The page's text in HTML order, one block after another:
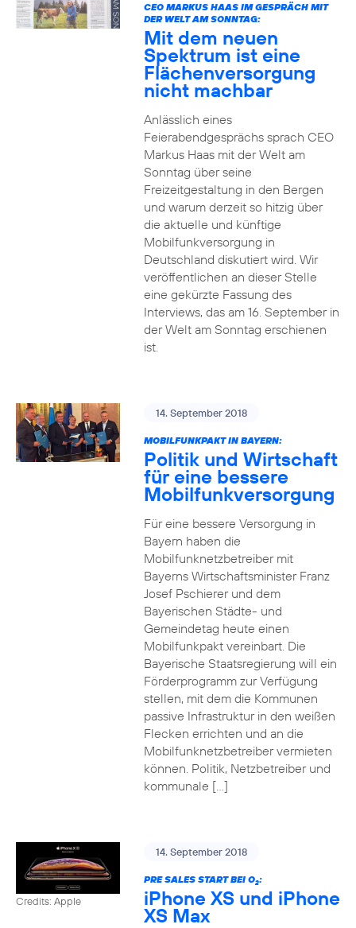
CEO MARKUS HAAS IM GESPRÄCH MIT
DER WELT AM SONNTAG:
Mit dem neuen
Spektrum ist eine
Flächenversorgung
nicht machbar
Anlässlich eines
Feierabendgesprächs sprach CEO
Markus Haas mit der Welt am
Sonntag über seine
Freizeitgestaltung in den Bergen
und warum derzeit so hitzig über
die aktuelle und künftige
Mobilfunkversorgung in
Deutschland diskutiert wird. Wir
veröffentlichen an dieser Stelle
eine gekürzte Fassung des
Interviews, das am 16. September in
der Welt am Sonntag erschienen
ist.
14. September 2018
MOBILFUNKPAKT IN BAYERN:
Politik und Wirtschaft
für eine bessere
Mobilfunkversorgung
Für eine bessere Versorgung in
Bayern haben die
Mobilfunknetzbetreiber mit
Bayerns Wirtschaftsminister Franz
Josef Pschierer und dem
Bayerischen Städte- und
Gemeindetag heute einen
Mobilfunkpakt vereinbart. Die
Bayerische Staatsregierung will ein
Förderprogramm zur Verfügung
stellen, mit dem die Kommunen
passive Infrastruktur in den weißen
Flecken errichten und an die
Mobilfunknetzbetreiber vermieten
können. Politik, Netzbetreiber und
kommunale […]
Credits: Apple
14. September 2018
PRE SALES START BEI O2:
iPhone XS und iPhone
XS Max